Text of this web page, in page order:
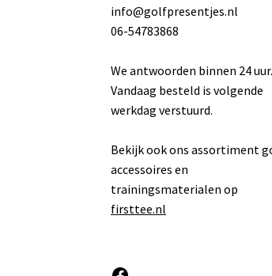
info@golfpresentjes.nl
06-54783868
We antwoorden binnen 24 uur.
Vandaag besteld is volgende
werkdag verstuurd.
Bekijk ook ons assortiment
accessoires en
trainingsmaterialen op
firsttee.nl